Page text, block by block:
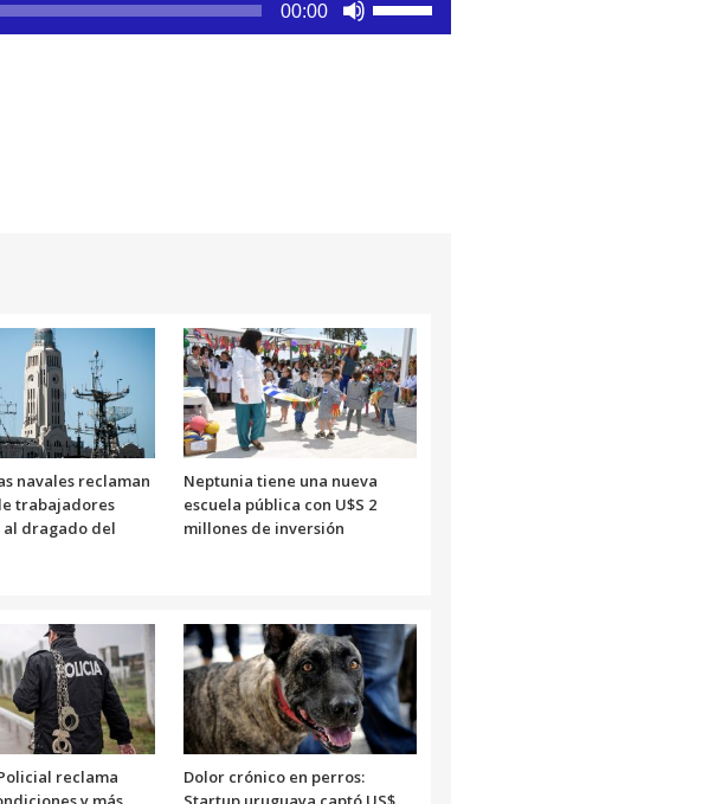
00:00
navales reclaman
trabajadores
al dragado del
Neptunia tiene una nueva
escuela pública con U$S 2
millones de inversión
reclama
Dolor crónico en perros: